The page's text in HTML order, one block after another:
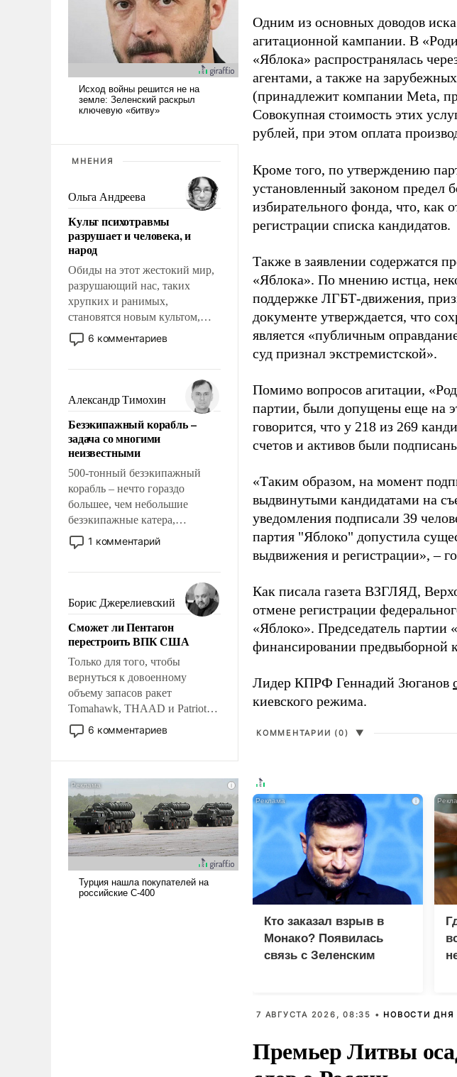
МНЕНИЯ
Ольга Андреева
Культ психотравмы
разрушает и человека, и
народ
Обиды на этот жестокий мир,
разрушающий нас, таких
хрупких и ранимых,
становятся новым культом,
постепенно вытесняя и
отменяя традиционное
мужественным и твердым под
ударами судьбы, брать на себя
ответственность, помогать
слабым, идти вперед и
адаптироваться.
6 комментариев
Александр Тимохин
Безэкипажный корабль –
задача со многими
неизвестными
500-тонный безэкипажный
корабль – нечто гораздо
большее, чем небольшие
безэкипажные катера,
применение которых уже
стало обыденностью. Задача по
сложна и амбициозна. Однако
и ее реализация радикально
поднимет наши боевые
возможности.
1 комментарий
Борис Джерелиевский
Сможет ли Пентагон
перестроить ВПК США
Только для того, чтобы
вернуться к довоенному
объему запасов ракет
Tomahawk, THAAD и Patriot
США потребуется более трех
лет. Даже небольшая война с
Сложившаяся ситуация
означает многолетний период
уязвимости США, например,
перед Китаем.
6 комментариев
Одним из основных доводов
агитационной кампании. В
«Яблока» распространялась
агентами, а также на
(принадлежит компании Meta,
Совокупная стоимость этих
рублей, при этом оплата
Кроме того, по утверждению
установленный законом предел
избирательного фонда, что, как
регистрации списка кандидатов.
Также в заявлении содержатся
«Яблока». По мнению истца,
поддержке ЛГБТ-движения,
документе утверждается, что
является «публичным
суд признал экстремистской».
Помимо вопросов агитации,
партии, были допущены еще на
говорится, что у 218 из 269
счетов и активов были
«Таким образом, на момент
выдвинутыми кандидатами на
уведомления подписали 39
партия "Яблоко" допустила
выдвижения и регистрации», –
Как писала газета ВЗГЛЯД,
отмене регистрации
«Яблоко». Председатель партии
финансировании предвыборной
Лидер КПРФ Геннадий Зюганов
киевского режима.
КОММЕНТАРИИ (0) ▼
i
Кто заказал взрыв в
Монако? Появилась
связь с Зеленским
7 АВГУСТА 2026, 08:35 • НОВОСТИ ДНЯ
Премьер Литвы